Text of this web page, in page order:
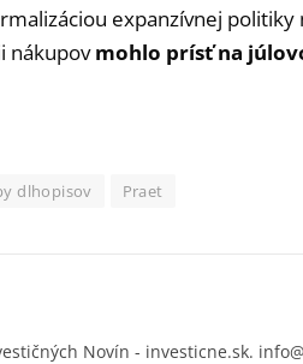
expanzívnej
nákupovmohlo prísť na
dlhopisov Praet
Novín - investicne.sk.